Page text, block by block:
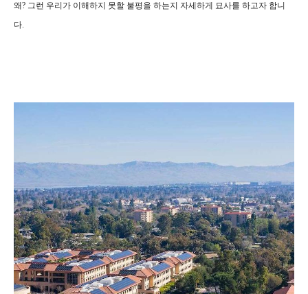
왜? 그런 우리가 이해하지 못할 불평을 하는지 자세하게 묘사를 하고자 합니
다.